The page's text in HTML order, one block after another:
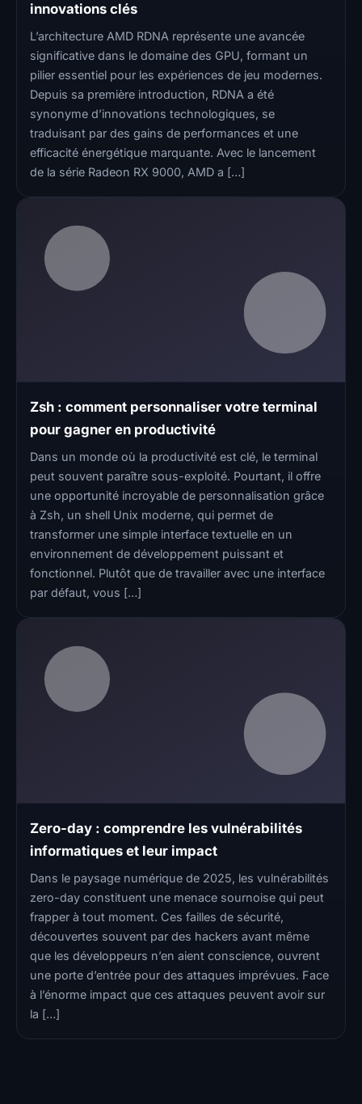
innovations clés
L’architecture AMD RDNA représente une avancée
significative dans le domaine des GPU, formant un
pilier essentiel pour les expériences de jeu modernes.
Depuis sa première introduction, RDNA a été
synonyme d’innovations technologiques, se
traduisant par des gains de performances et une
efficacité énergétique marquante. Avec le lancement
de la série Radeon RX 9000, AMD a […]
Zsh : comment personnaliser votre terminal
pour gagner en productivité
Dans un monde où la productivité est clé, le terminal
peut souvent paraître sous-exploité. Pourtant, il offre
une opportunité incroyable de personnalisation grâce
à Zsh, un shell Unix moderne, qui permet de
transformer une simple interface textuelle en un
environnement de développement puissant et
fonctionnel. Plutôt que de travailler avec une interface
par défaut, vous […]
Zero-day : comprendre les vulnérabilités
informatiques et leur impact
Dans le paysage numérique de 2025, les vulnérabilités
zero-day constituent une menace sournoise qui peut
frapper à tout moment. Ces failles de sécurité,
découvertes souvent par des hackers avant même
que les développeurs n’en aient conscience, ouvrent
une porte d’entrée pour des attaques imprévues. Face
à l’énorme impact que ces attaques peuvent avoir sur
la […]